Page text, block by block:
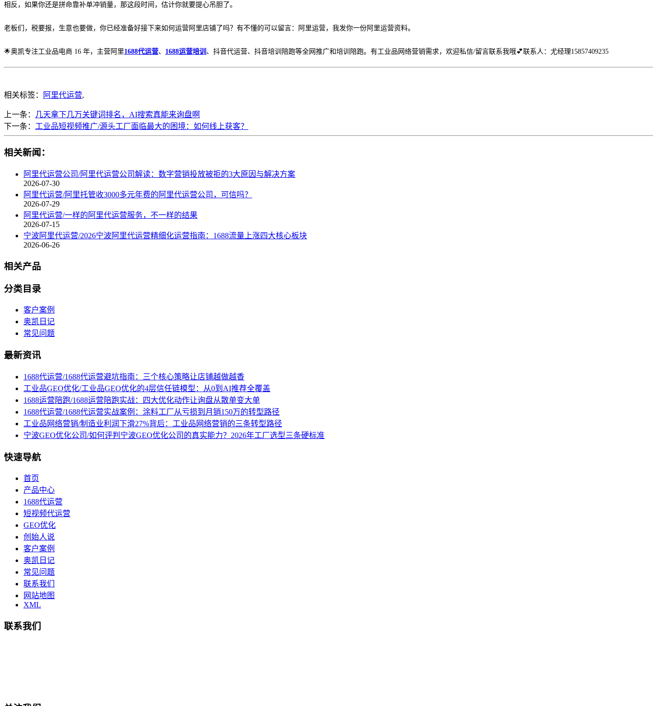
相反，如果你还是拼命靠补单冲销量，那这段时间，估计你就要提心吊胆了。
老板们，税要报，生意也要做，你已经准备好接下来如何运营阿里店铺了吗？有不懂的可以留言：阿里运营，我发你一份阿里运营资料。
🌟奥凯专注工业品电商 16 年，主营阿里1688代运营、 1688运营培训 、抖音代运营、抖音培训陪跑等全网推广和培训陪跑。有工业品网络营销需求，欢迎私信/留言联系我哦💕联系人：尤经理15857409235
相关标签： 阿里代运营,
上一条：
几天拿下几万关键词排名，AI搜索真能来询盘啊
下一条： 工业品短视频推广/源头工厂面临最大的困境：如何线上获客？
相关新闻：
阿里代运营公司/阿里代运营公司解读：数字营销投放被拒的3大原因与解决方案
2026-07-30
阿里代运营/阿里托管收3000多元年费的阿里代运营公司，可信吗？
2026-07-29
阿里代运营/一样的阿里代运营服务，不一样的结果
2026-07-15
宁波阿里代运营/2026宁波阿里代运营精细化运营指南：1688流量上涨四大核心板块
2026-06-26
相关产品
分类目录
客户案例
奥凯日记
常见问题
最新资讯
1688代运营/1688代运营避坑指南：三个核心策略让店铺越做越香
工业品GEO优化/工业品GEO优化的4层信任链模型：从0到AI推荐全覆盖
1688运营陪跑/1688运营陪跑实战：四大优化动作让询盘从散单变大单
1688代运营/1688代运营实战案例：涂料工厂从亏损到月销150万的转型路径
工业品网络营销/制造业利润下滑27%背后：工业品网络营销的三条转型路径
宁波GEO优化公司/如何评判宁波GEO优化公司的真实能力？2026年工厂选型三条硬标准
快速导航
首页
产品中心
1688代运营
短视频代运营
GEO优化
创始人说
客户案例
奥凯日记
常见问题
联系我们
网站地图
XML
联系我们